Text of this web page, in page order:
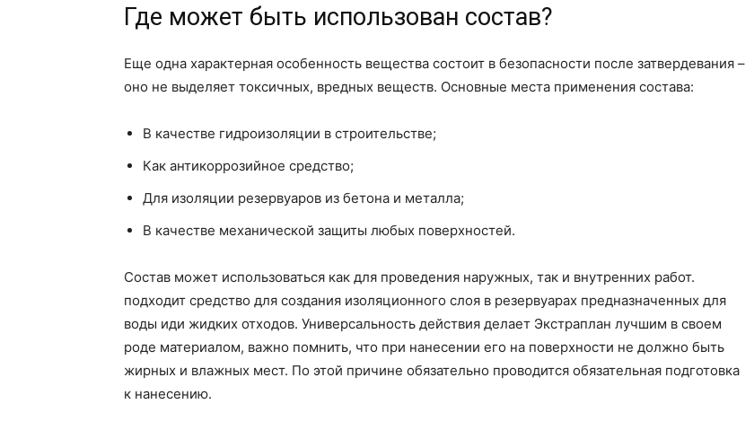
Где может быть использован состав?
Еще одна характерная особенность вещества состоит в безопасности после затвердевания –
оно не выделяет токсичных, вредных веществ. Основные места применения состава:
В качестве гидроизоляции в строительстве;
Как антикоррозийное средство;
Для изоляции резервуаров из бетона и металла;
В качестве механической защиты любых поверхностей.
Состав может использоваться как для проведения наружных, так и внутренних работ.
подходит средство для создания изоляционного слоя в резервуарах предназначенных для
воды иди жидких отходов. Универсальность действия делает Экстраплан лучшим в своем
роде материалом, важно помнить, что при нанесении его на поверхности не должно быть
жирных и влажных мест. По этой причине обязательно проводится обязательная подготовка
к нанесению.